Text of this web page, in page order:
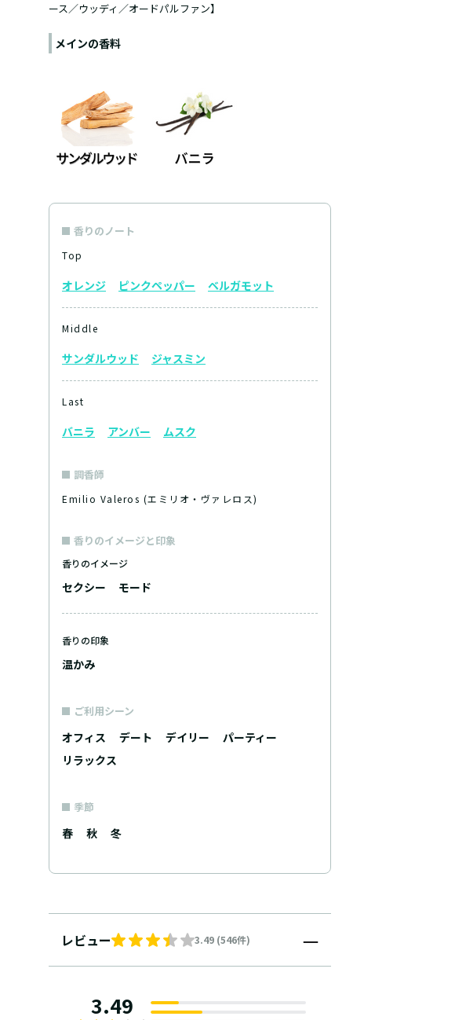
ース／ウッディ／オードパルファン】
メインの香料
香りのノート
Top
オレンジ ピンクペッパー ベルガモット
Middle
サンダルウッド ジャスミン
Last
バニラ アンバー ムスク
調香師
Emilio Valeros (エミリオ・ヴァレロス)
香りのイメージと印象
香りのイメージ
セクシー モード
香りの印象
温かみ
ご利用シーン
オフィス デート デイリー
パーティー
リラックス
季節
春 秋 冬
レビュー 3.49 (546件)
3.49